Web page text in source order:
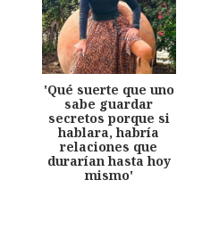
'Qué suerte que uno
sabe guardar
secretos porque si
hablara, habría
relaciones que
durarían hasta hoy
mismo'